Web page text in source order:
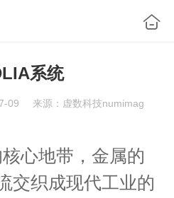
系统
09 来源：虚数科技numimag
心地带，金属的
交织成现代工业的